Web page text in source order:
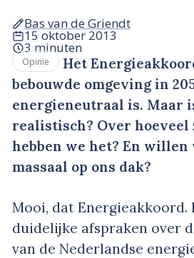
Bas van de Griendt
15 oktober 2013
3 minuten
Opinie
Het
bebouwde omgeving in
energieneutraal is. Maar
realistisch? Over hoeveel
hebben we het? En willen
massaal op ons dak?
Mooi, dat
duidelijke afspraken over
van de Nederlandse